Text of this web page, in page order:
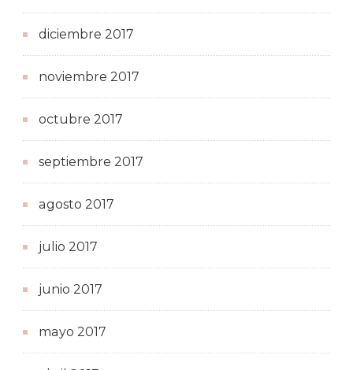
diciembre 2017
noviembre 2017
octubre 2017
septiembre 2017
agosto 2017
julio 2017
junio 2017
mayo 2017